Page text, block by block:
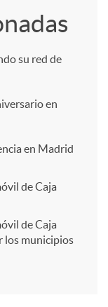
su red de
en
en Madrid
de Caja
de Caja
los municipios